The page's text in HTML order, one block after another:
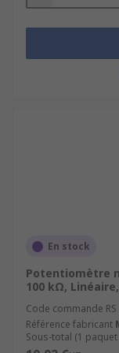
des modèles avec
applications
Les
dès 50 € HT
🧰Large
toutes vos
🤝
choisir le
En stock
Potentiomètre
100 kΩ,
Code commande RS
Référence fabricant
Sous-total (1